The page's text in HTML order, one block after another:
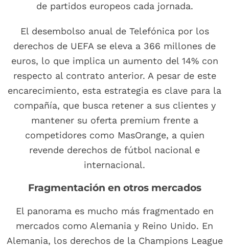
de partidos europeos cada jornada.
El desembolso anual de Telefónica por los
derechos de UEFA se eleva a 366 millones de
euros, lo que implica un aumento del 14% con
respecto al contrato anterior. A pesar de este
encarecimiento, esta estrategia es clave para la
compañía, que busca retener a sus clientes y
mantener su oferta premium frente a
competidores como MasOrange, a quien
revende derechos de fútbol nacional e
internacional.
Fragmentación en otros mercados
El panorama es mucho más fragmentado en
mercados como Alemania y Reino Unido. En
Alemania, los derechos de la Champions League